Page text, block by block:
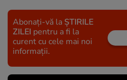
Abonați-vă la ȘTIRILE
ZILEI pentru a fi la
curent cu cele mai noi
informații.